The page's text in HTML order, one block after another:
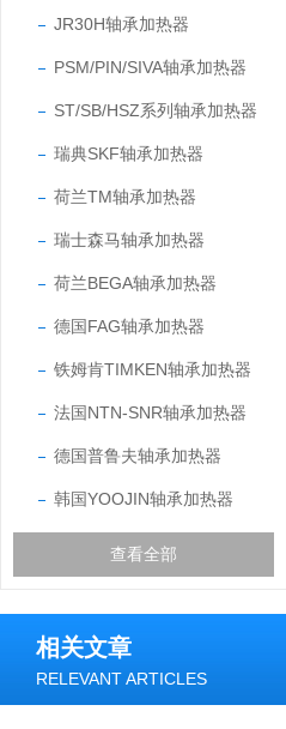
JR30H轴承加热器
PSM/PIN/SIVA轴承加热器
ST/SB/HSZ系列轴承加热器
瑞典SKF轴承加热器
荷兰TM轴承加热器
瑞士森马轴承加热器
荷兰BEGA轴承加热器
德国FAG轴承加热器
铁姆肯TIMKEN轴承加热器
法国NTN-SNR轴承加热器
德国普鲁夫轴承加热器
韩国YOOJIN轴承加热器
查看全部
相关文章
RELEVANT ARTICLES